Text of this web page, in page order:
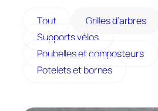
Grâce à desdécoupes
personnalisables et un
soigné, elles offrent une
fois technique, robuste
préservant les arbres.
Tout
Grilles d’arbres
Supports vélos
Poubelles et composteurs
Potelets et bornes